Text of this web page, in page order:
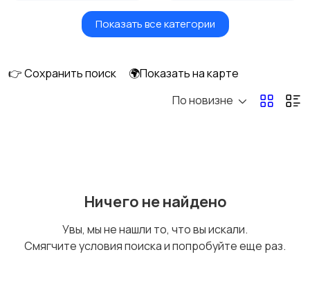
Бытовые услуги и
Высший менеджмент
Добыча сырья,
Показать все категории
👉 Сохранить поиск
🌍Показать на карте
По новизне
Ничего не найдено
Увы, мы не нашли то, что вы искали.
Смягчите условия поиска и попробуйте еще раз.